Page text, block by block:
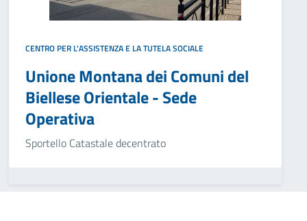
CENTRO PER L'ASSISTENZA E LA TUTELA SOCIALE
Unione Montana dei Comuni del
Biellese Orientale - Sede
Operativa
Sportello Catastale decentrato